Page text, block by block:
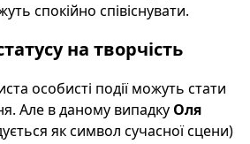
спокійно співіснувати.
на творчість
особисті події можуть стати
Але в даному випадку Оля
як символ сучасної сцени)